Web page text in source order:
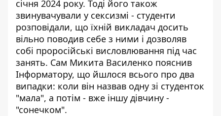
січня 2024 року. Тоді його також
звинувачували у сексизмі - студенти
розповідали, що їхній викладач досить
вільно поводив себе з ними і дозволяв
собі проросійські висловлювання під час
занять. Сам Микита Василенко пояснив
Інформатору, що йшлося всього про два
випадки: коли він назвав одну зі студенток
"мала", а потім - вже іншу дівчину -
"сонечком".